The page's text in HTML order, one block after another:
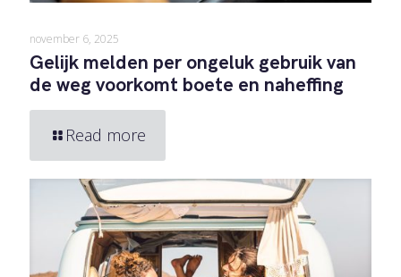
november 6, 2025
Gelijk melden per ongeluk gebruik van
de weg voorkomt boete en naheffing
Read more